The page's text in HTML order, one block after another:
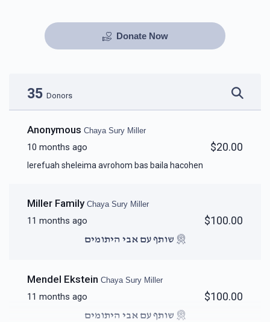
Donate Now
35 Donors
Anonymous Chaya Sury Miller
10 months ago $20.00
lerefuah sheleima avrohom bas baila hacohen
Miller Family Chaya Sury Miller
11 months ago $100.00
שותף עם אבי היתומים
Mendel Ekstein Chaya Sury Miller
11 months ago $100.00
שותף עם אבי היתומים